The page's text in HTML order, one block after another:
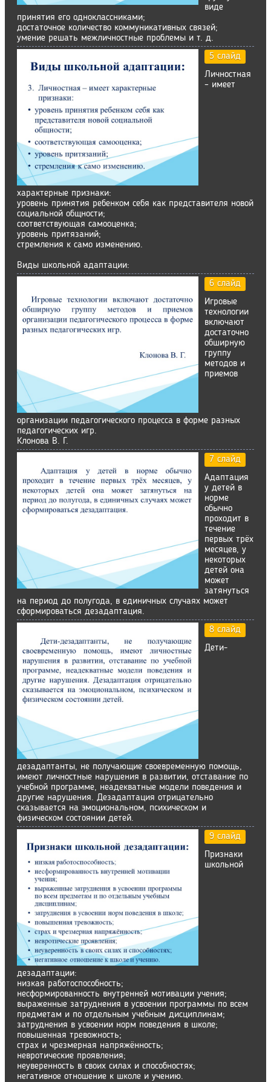
виде
принятия его одноклассниками;
достаточное количество коммуникативных связей;
умение решать межличностные проблемы и т. д.
5 слайд
Личностная
– имеет
характерные признаки:
уровень принятия ребенком себя как представителя новой
социальной общности;
соответствующая самооценка;
уровень притязаний;
стремления к само изменению.
Виды школьной адаптации:
6 слайд
Игровые
технологии
включают
достаточно
обширную
группу
методов и
приемов
организации педагогического процесса в форме разных
педагогических игр.
Клонова В. Г.
7 слайд
Адаптация
у детей в
норме
обычно
проходит в
течение
первых трёх
месяцев, у
некоторых
детей она
может
затянуться
на период до полугода, в единичных случаях может
сформироваться дезадаптация.
8 слайд
Дети-
дезадаптанты, не получающие своевременную помощь,
имеют личностные нарушения в развитии, отставание по
учебной программе, неадекватные модели поведения и
другие нарушения. Дезадаптация отрицательно
сказывается на эмоциональном, психическом и
физическом состоянии детей.
9 слайд
Признаки
школьной
дезадаптации:
низкая работоспособность;
несформированность внутренней мотивации учения;
выраженные затруднения в усвоении программы по всем
предметам и по отдельным учебным дисциплинам;
затруднения в усвоении норм поведения в школе;
повышенная тревожность;
страх и чрезмерная напряжённость;
невротические проявления;
неуверенность в своих силах и способностях;
негативное отношение к школе и учению.